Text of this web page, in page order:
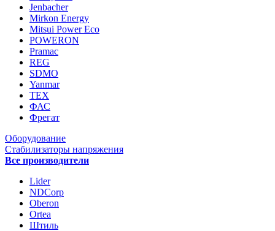
Jenbacher
Mirkon Energy
Mitsui Power Eco
POWERON
Pramac
REG
SDMO
Yanmar
ТЕХ
ФАС
Фрегат
Оборудование
Стабилизаторы напряжения
Все производители
Lider
NDCorp
Oberon
Ortea
Штиль